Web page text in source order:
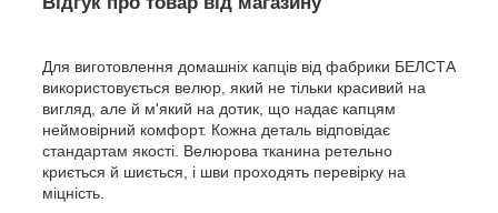
Для виготовлення домашніх капців від фабрики БЕЛСТА
використовується велюр, який не тільки красивий на
вигляд, але й м'який на дотик, що надає капцям
неймовірний комфорт. Кожна деталь відповідає
стандартам якості. Велюрова тканина ретельно
криється й шиється, і шви проходять перевірку на
міцність.